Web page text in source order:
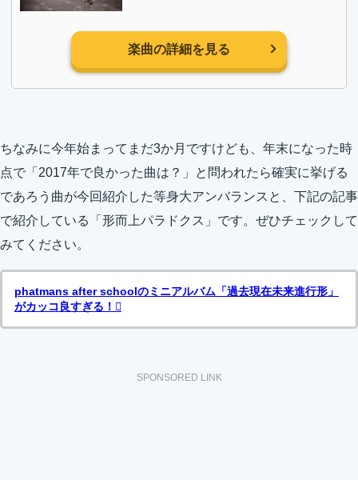
楽曲の詳細を見る
ちなみに今年始まってまだ3か月ですけども、年末になった時
点で「2017年で良かった曲は？」と問われたら確実に挙げる
であろう曲が今回紹介した等身大アンバランスと、下記の記事
で紹介している「形而上パラドクス」です。ぜひチェックして
みてください。
phatmans after schoolのミニアルバム「過去現在未来進行形」
がカッコ良すぎる！
SPONSORED LINK